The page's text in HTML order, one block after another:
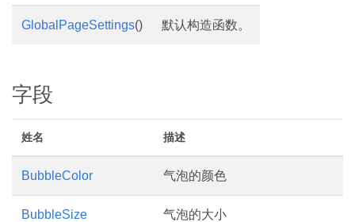
GlobalPageSettings() 默认构造函数。
字段
姓名 描述
BubbleColor 气泡的颜色
BubbleSize 气泡的大小